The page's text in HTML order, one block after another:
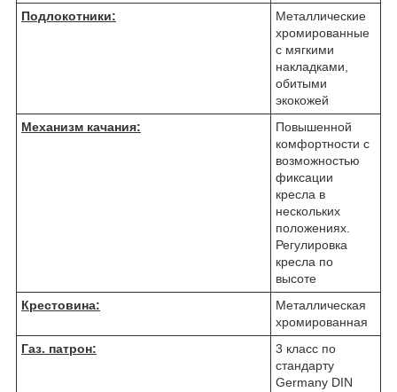
Подлокотники:
Металлические
хромированные
с мягкими
накладками,
обитыми
экокожей
Механизм качания:
Повышенной
комфортности с
возможностью
фиксации
кресла в
нескольких
положениях.
Регулировка
кресла по
высоте
Крестовина:
Металлическая
хромированная
Газ. патрон:
3 класс по
стандарту
Germany DIN